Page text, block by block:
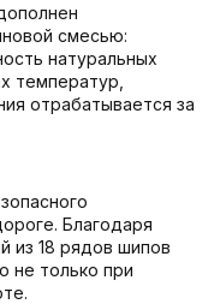
смесью:
натуральных
температур,
отрабатывается за
Благодаря
из 18 рядов шипов
не только при